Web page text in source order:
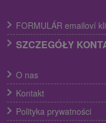
FORMULÁR emailoví
SZCZEGÓŁY
O nas
Kontakt
Polityka prywatności